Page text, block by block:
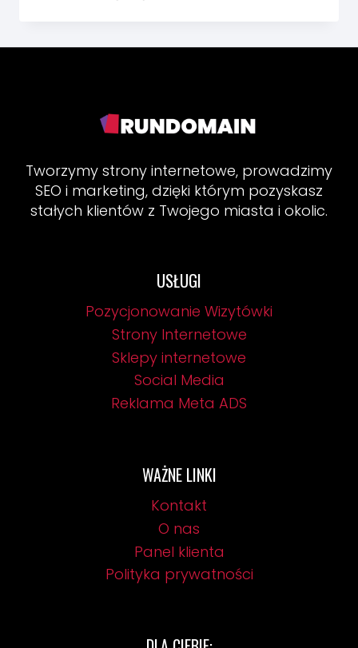
GOOGLE
Tworzymy strony internetowe, prowadzimy
SEO i marketing, dzięki którym pozyskasz
stałych klientów z Twojego miasta i okolic.
USŁUGI
Pozycjonowanie Wizytówki
Strony Internetowe
Sklepy internetowe
Social Media
Reklama Meta ADS
WAŻNE LINKI
Kontakt
O nas
Panel klienta
Polityka prywatności